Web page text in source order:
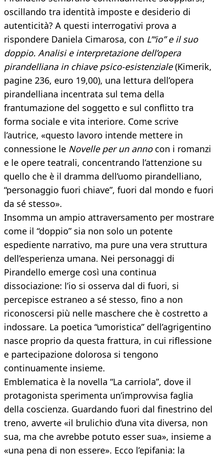
oscillando tra identità imposte e desiderio di
autenticità? A questi interrogativi prova a
rispondere Daniela Cimarosa, con L’“io” e il suo
doppio. Analisi e interpretazione dell’opera
pirandelliana in chiave psico-esistenziale(Kimerik,
pagine 236, euro 19,00), una lettura dell’opera
pirandelliana incentrata sul tema della
frantumazione del soggetto e sul conflitto tra
forma sociale e vita interiore. Come scrive
l’autrice, «questo lavoro intende mettere in
connessione le Novelle per un annocon i romanzi
e le opere teatrali, concentrando l’attenzione su
quello che è il dramma dell’uomo pirandelliano,
“personaggio fuori chiave”, fuori dal mondo e fuori
da sé stesso».
Insomma un ampio attraversamento per mostrare
come il “doppio” sia non solo un potente
espediente narrativo, ma pure una vera struttura
dell’esperienza umana. Nei personaggi di
Pirandello emerge così una continua
dissociazione: l’io si osserva dal di fuori, si
percepisce estraneo a sé stesso, fino a non
riconoscersi più nelle maschere che è costretto a
indossare. La poetica “umoristica” dell’agrigentino
nasce proprio da questa frattura, in cui riflessione
e partecipazione dolorosa si tengono
continuamente insieme.
Emblematica è la novella “La carriola”, dove il
protagonista sperimenta un’improvvisa faglia
della coscienza. Guardando fuori dal finestrino del
treno, avverte «il brulichio d’una vita diversa, non
sua, ma che avrebbe potuto esser sua», insieme a
«una pena di non essere». Ecco l’epifania: la